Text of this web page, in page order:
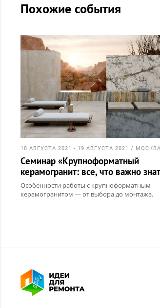
Похожие события
18 АВГУСТА 2021 - 19 АВГУСТА 2021 / МОСКВА
Семинар «Крупноформатный
керамогранит: все, что важно
дизайнеру и архитектору»
Особенности работы с крупноформатным
керамогранитом — от выбора до монтажа.
В программе: